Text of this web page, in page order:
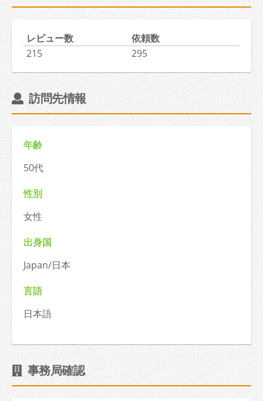
レビュー数
215
依頼数
295
訪問先情報
年齢
50代
性別
女性
出身国
Japan/日本
言語
日本語
事務局確認